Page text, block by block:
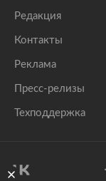
Редакция
Контакты
Реклама
Пресс-релизы
Техподдержка